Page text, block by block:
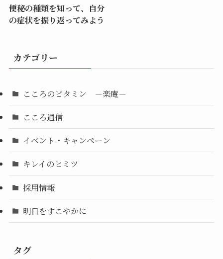
便秘の種類を知って、自分
の症状を振り返ってみよう
カテゴリー
こころのビタミン －楽庵－
こころ通信
イベント・キャンペーン
キレイのヒミツ
採用情報
明日をすこやかに
タグ